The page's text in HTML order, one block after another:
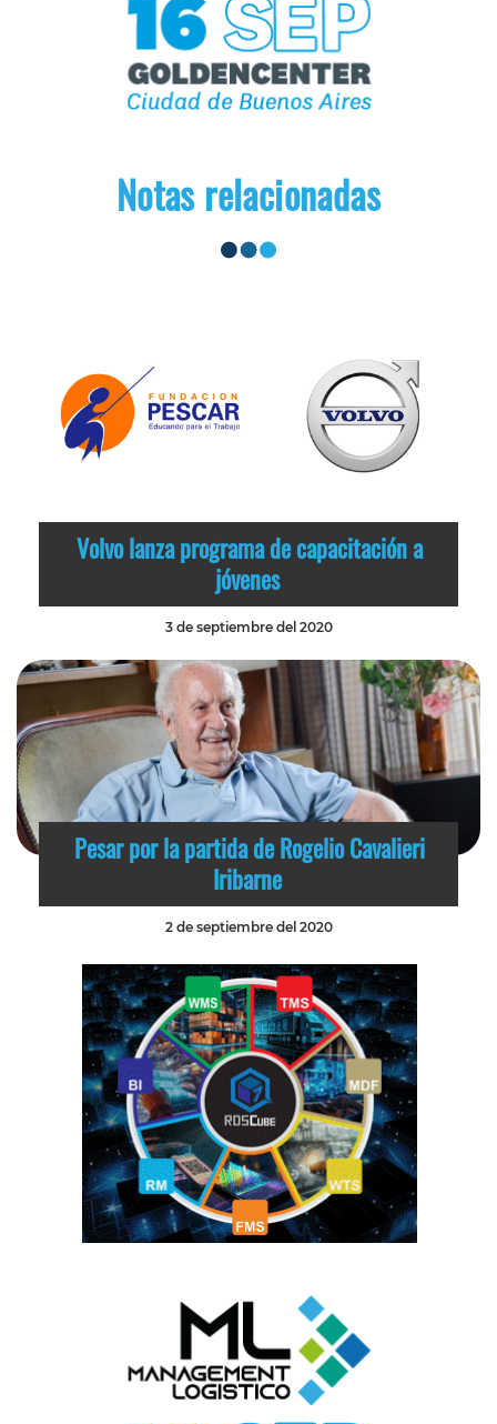
Notas relacionadas
Volvo lanza programa de capacitación a
jóvenes
3 de septiembre del 2020
Pesar por la partida de Rogelio Cavalieri
Iribarne
2 de septiembre del 2020